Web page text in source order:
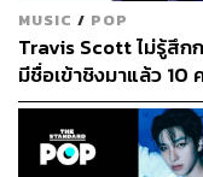
MUSIC / POP
Travis Scott ไม่รู้สึก
มีชื่อเข้าชิงมาแล้ว 10